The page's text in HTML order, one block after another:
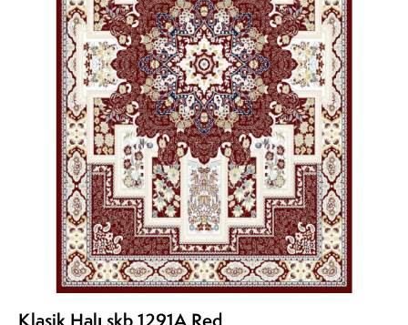
Klasik Halı skb 1291A Red